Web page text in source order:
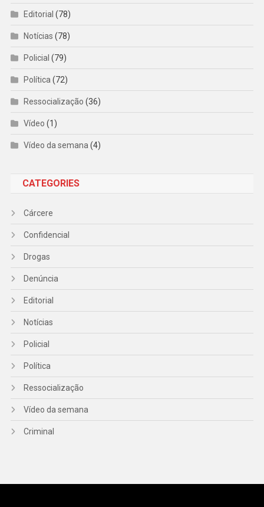
Editorial (78)
Notícias (78)
Policial (79)
Política(72)
Ressocialização (36)
Vídeo (1)
Vídeo da semana(4)
CATEGORIES
Cárcere
Confidencial
Drogas
Denúncia
Editorial
Notícias
Policial
Política
Ressocialização
Vídeo da semana
Criminal